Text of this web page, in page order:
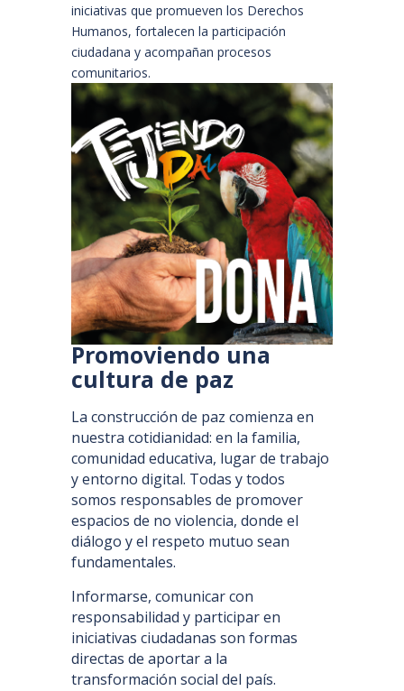
iniciativas que promueven los Derechos
Humanos, fortalecen la participación
ciudadana y acompañan procesos
comunitarios.
Promoviendo una
cultura de paz
La construcción de paz comienza en
nuestra cotidianidad: en la familia,
comunidad educativa, lugar de trabajo
y entorno digital. Todas y todos
somos responsables de promover
espacios de no violencia, donde el
diálogo y el respeto mutuo sean
fundamentales.
Informarse, comunicar con
responsabilidad y participar en
iniciativas ciudadanas son formas
directas de aportar a la
transformación social del país.